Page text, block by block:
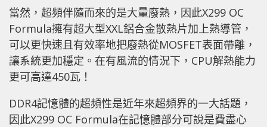
當然，超頻伴隨而來的是大量廢熱，因此X299 OC
Formula擁有超大型XXL鋁合金散熱片加上熱導管，
可以更快速且有效率地把廢熱從MOSFET表面帶離，
讓系統更加穩定。在有風流的情況下，CPU解熱能力
更可高達450瓦！
DDR4記憶體的超頻性是近年來超頻界的一大話題，
因此X299 OC Formula在記憶體部分可說是費盡心